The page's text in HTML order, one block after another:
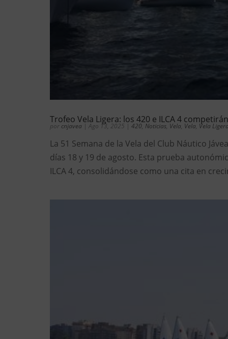
Trofeo Vela Ligera: los 420 e ILCA 4
por cnjavea | Ago 13, 2025 | 420 Noticias Vela Vela Vela
La 51 Semana de la Vela del Club Náutico
días 18 y 19 de agosto. Esta prueba
ILCA 4, consolidándose como una cita en